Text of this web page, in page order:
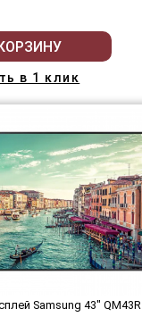
в 1 клик
Samsung 43" QM43R